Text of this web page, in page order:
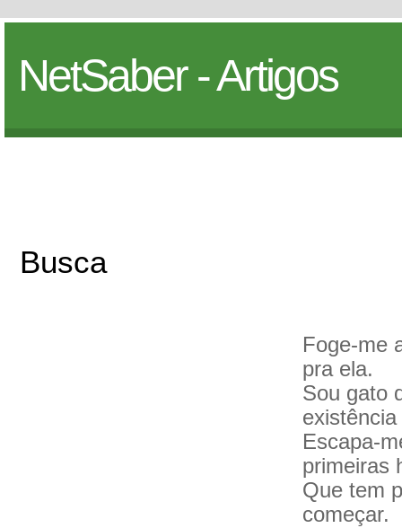
NetSaber - Artigos
Busca
Foge-me
pra ela.
Sou gato
Escapa-
primeiras
Que tem
começar.